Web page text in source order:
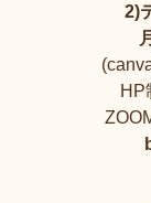
2)
HP